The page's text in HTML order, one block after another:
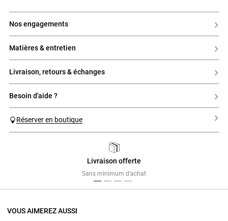
nos engagements
matières & entretien
livraison, retours & échanges
besoin d'aide ?
Réserver en boutique
Livraison offerte
Sans minimum d'achat
VOUS AIMEREZ AUSSI